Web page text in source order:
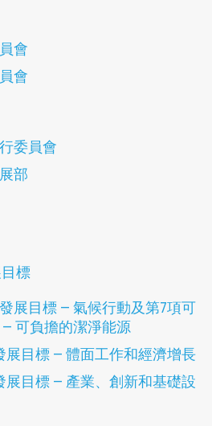
會
會
委員會
部
標
展目標 — 氣候行動及第7項可
可負擔的潔淨能源
展目標 — 體面工作和經濟增長
展目標 — 產業、創新和基礎設